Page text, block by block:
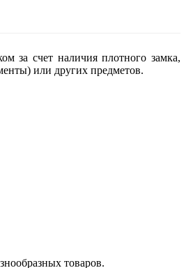
за счет наличия плотного замка,
или других предметов.
товаров.